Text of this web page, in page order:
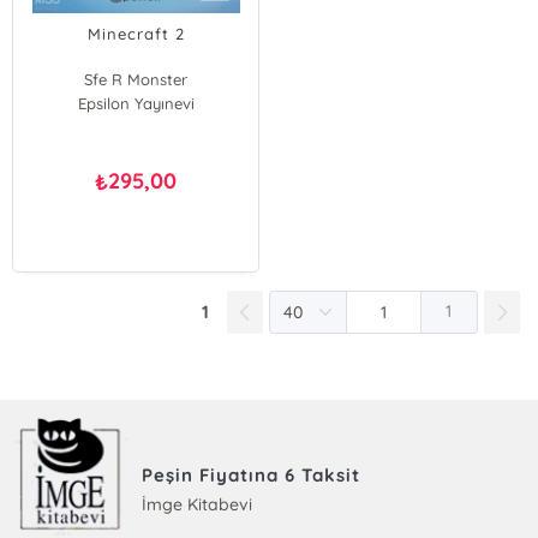
Minecraft 2
Sfe R Monster
Sarah Graley
Epsilon Yayınevi
₺295,00
1 1
Peşin Fiyatına 6 Taksit
İmge Kitabevi